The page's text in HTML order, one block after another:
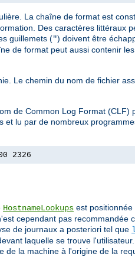
La chaîne de format est
Des caractères littéraux
guillemets (") doivent être
de format peut aussi contenir
Le chemin du nom de fichier
de Common Log Format (CLF)
lu par de nombreux
2326
HostnameLookups est positionnée
cependant pas recommandée
de journaux a posteriori tel que
laquelle se trouve
de la machine à l'origine de la